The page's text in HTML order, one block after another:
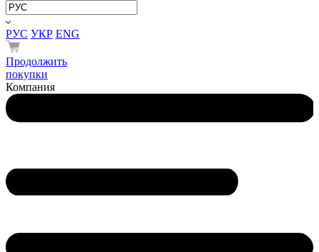
РУС УКР ENG
Продолжить
покупки
Компания